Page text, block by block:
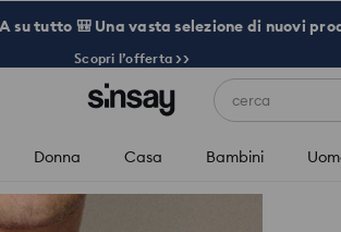
su tutto 🎒 Una vasta selezione di nuovi
Scopri l’offerta >>
cerca
Donna Casa Bambini